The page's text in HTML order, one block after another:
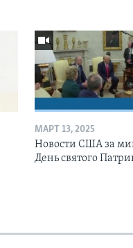
МАРТ 13, 2025
Новости США за
День святого